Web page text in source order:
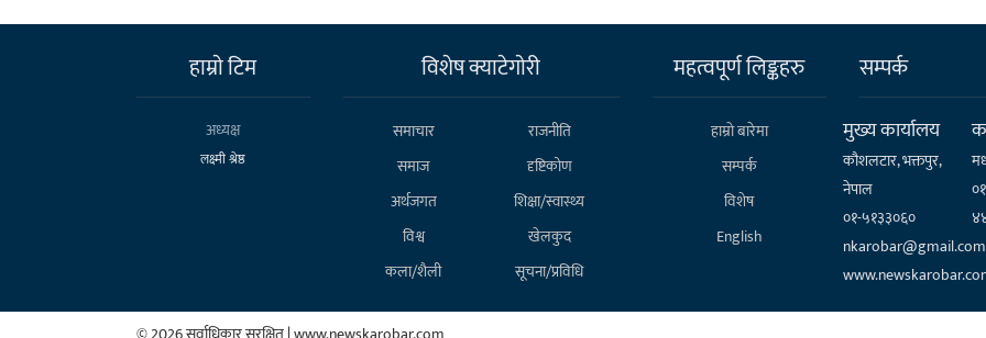
हाम्राे टिम
अध्यक्ष
लक्ष्मी श्रेष्ठ
विशेष क्याटेगाेरी
समाचार
राजनीति
समाज
दृष्टिकोण
अर्थजगत
शिक्षा/स्वास्थ्य
विश्व
खेलकुद
कला/शैली
सूचना/प्रविधि
महत्वपूर्ण लिङ्कहरु
हाम्राे बारेमा
सम्पर्क
विशेष
English
सम्पर्क
मुख्य कार्यालय
कौशलटार, भक्तपुर,
नेपाल
०१-५१३३०६०
nkarobar@gmail.com